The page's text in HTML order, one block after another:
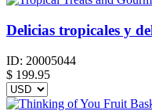
Delicias tropicales y
ID: 20005044
$ 199.95